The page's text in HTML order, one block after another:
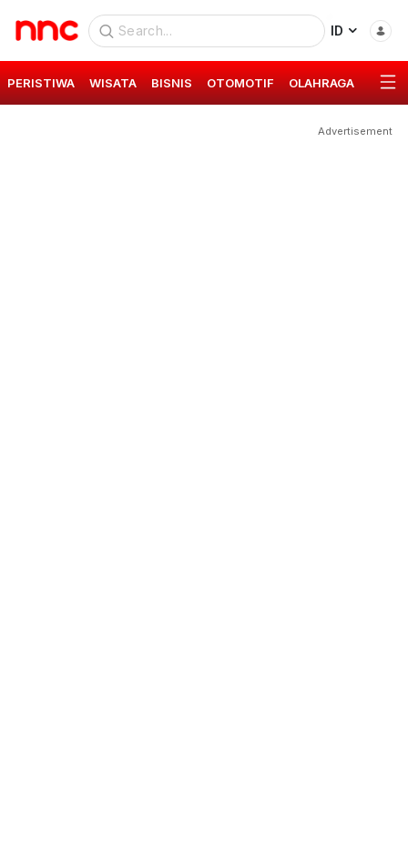
ID
PERISTIWA WISATA BISNIS OTOMOTIF OLAHRAGA GAYA
Advertisement